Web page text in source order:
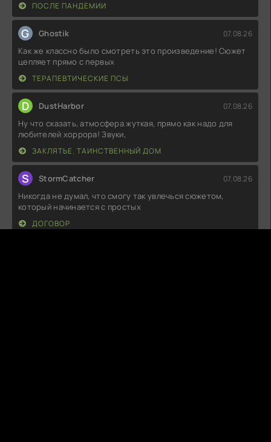
ПОСЛЕ ПАНДЕМИИ
G Ghostik 07.08.26
Как же классно было смотреть это произведение! Сюжет
цепляет прямо с первых
ТЕРАПЕВТИЧЕСКИЕ ПСЫ
D DustHarbor 07.08.26
Ну что сказать, атмосфера жуткая, прямо как надо для
любителей хоррора! Звуки,
ЗАКЛЯТЬЕ. ТАИНСТВЕННЫЙ ДОМ
S StormCatcher 07.08.26
Никогда не думал, что смогу так увлечься сюжетом,
который начинается с простых
ДОГОВОР